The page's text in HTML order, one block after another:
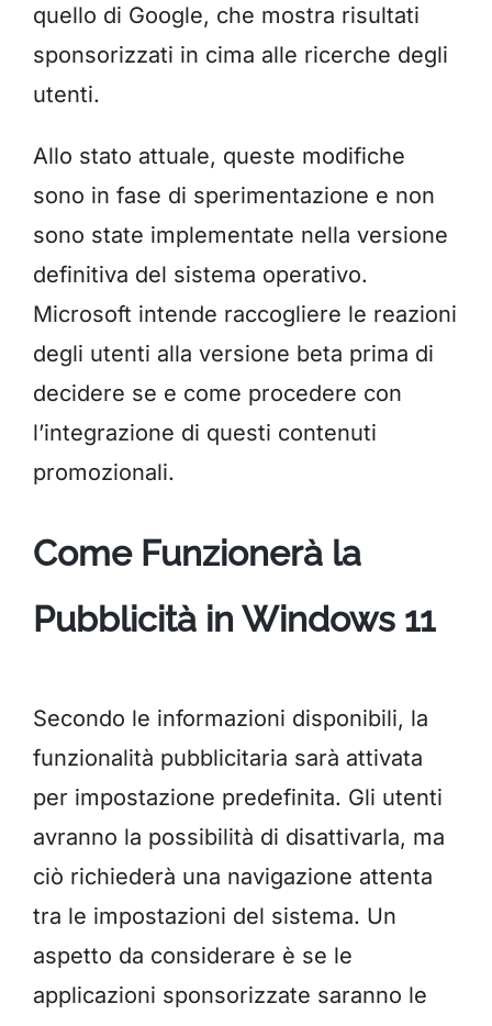
quello di Google, che mostra risultati
sponsorizzati in cima alle ricerche degli
utenti.
Allo stato attuale, queste modifiche
sono in fase di sperimentazione e non
sono state implementate nella versione
definitiva del sistema operativo.
Microsoft intende raccogliere le reazioni
degli utenti alla versione beta prima di
decidere se e come procedere con
l’integrazione di questi contenuti
promozionali.
Come Funzionerà la
Pubblicità in Windows 11
Secondo le informazioni disponibili, la
funzionalità pubblicitaria sarà attivata
per impostazione predefinita. Gli utenti
avranno la possibilità di disattivarla, ma
ciò richiederà una navigazione attenta
tra le impostazioni del sistema. Un
aspetto da considerare è se le
applicazioni sponsorizzate saranno le